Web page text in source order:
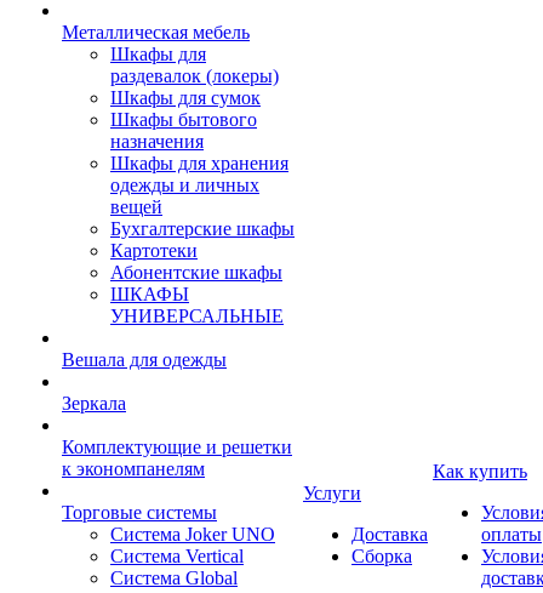
Металлическая мебель
Шкафы для
раздевалок (локеры)
Шкафы для сумок
Шкафы бытового
назначения
Шкафы для хранения
одежды и личных
вещей
Бухгалтерские шкафы
Картотеки
Абонентские шкафы
ШКАФЫ
УНИВЕРСАЛЬНЫЕ
Вешала для одежды
Зеркала
Комплектующие и решетки
к экономпанелям
Торговые системы
Система Joker UNO
Система Vertical
Система Global
Услуги
Доставка
Сборка
Как купить
оплаты